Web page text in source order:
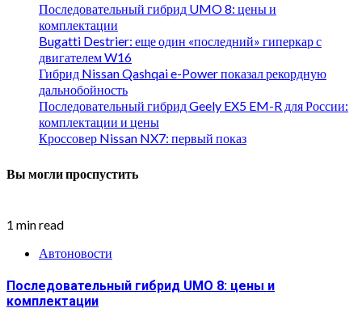
Последовательный гибрид UMO 8: цены и
комплектации
Bugatti Destrier: еще один «последний» гиперкар с
двигателем W16
Гибрид Nissan Qashqai e-Power показал рекордную
дальнобойность
Последовательный гибрид Geely EX5 EM-R для России:
комплектации и цены
Кроссовер Nissan NX7: первый показ
Вы могли проспустить
1 min read
Автоновости
Последовательный гибрид UMO 8: цены и
комплектации